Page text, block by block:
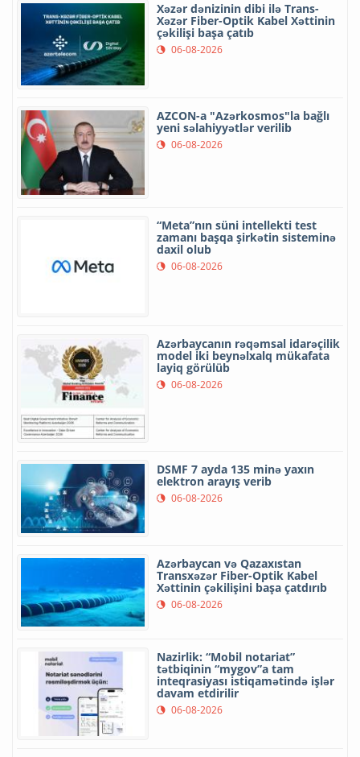
Xəzər dənizinin dibi ilə Trans-
Xəzər Fiber-Optik Kabel Xəttinin
çəkilişi başa çatıb
06-08-2026
AZCON-a "Azərkosmos"la bağlı
yeni səlahiyyətlər verilib
06-08-2026
“Meta”nın süni intellekti test
zamanı başqa şirkətin sisteminə
daxil olub
06-08-2026
Azərbaycanın rəqəmsal idarəçilik
model iki beynəlxalq mükafata
layiq görülüb
06-08-2026
DSMF 7 ayda 135 minə yaxın
elektron arayış verib
06-08-2026
Azərbaycan və Qazaxıstan
Transxəzər Fiber-Optik Kabel
Xəttinin çəkilişini başa çatdırıb
06-08-2026
Nazirlik: “Mobil notariat”
tətbiqinin “mygov”a tam
inteqrasiyası istiqamətində işlər
davam etdirilir
06-08-2026